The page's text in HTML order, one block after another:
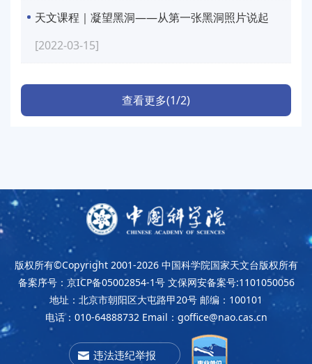
天文课程｜凝望黑洞——从第一张黑洞照片说起
[2022-03-15]
查看更多(1/2)
版权所有©Copyright 2001-2026 中国科学院国家天文台版权所有
备案序号：京ICP备05002854-1号 文保网安备案号:1101050056
地址：北京市朝阳区大屯路甲20号 邮编：100101
电话：010-64888732 Email：goffice@nao.cas.cn
违法违纪举报